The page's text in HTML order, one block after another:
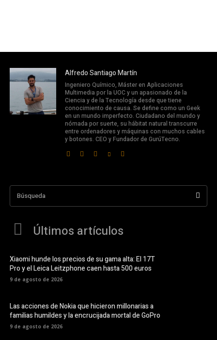
Alfredo Santiago Martín
Ingeniero Químico, Máster en Aplicaciones
Multimedia por la UOC y un apasionado de la
Ciencia y de la Tecnología desde que tiene
conocimiento de causa. Se define como un Geek
en un mundo imperfecto. Ciudadano del mundo y
nómada por suerte, su hábitat natural transcurre
entre ordenadores y máquinas con muchos cables
y botones. CEO y Fundador de GurúTecno.
Búsqueda
Últimos artículos
Xiaomi hunde los precios de su gama alta: El 17T
Pro y el Leica Leitzphone caen hasta 500 euros
9 de agosto de 2026
Las acciones de Nokia que hicieron millonarias a
familias humildes y la encrucijada mortal de GoPro
9 de agosto de 2026